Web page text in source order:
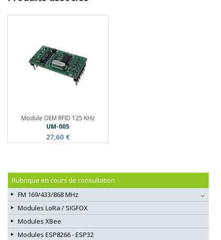
Module OEM RFID 125 KHz
UM-005
27,60 €
Rubrique en cours de consultation
FM 169/433/868 MHz
Modules LoRa / SIGFOX
Modules XBee
Modules ESP8266 - ESP32